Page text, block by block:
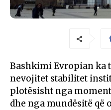
Bashkimi Evropian ka
nevojitet stabilitet
plotësisht nga
dhe nga mundësitë që